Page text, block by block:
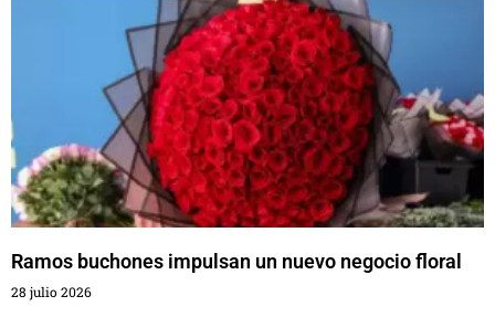
Ramos buchones impulsan un nuevo negocio floral
28 julio 2026